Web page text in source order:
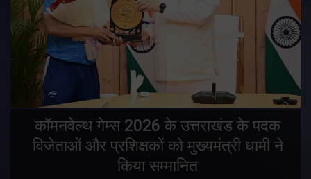
कॉमनवेल्थ गेम्स 2026 के उत्तराखंड के पदक
विजेताओं और प्रशिक्षकों को मुख्यमंत्री धामी ने
किया सम्मानित